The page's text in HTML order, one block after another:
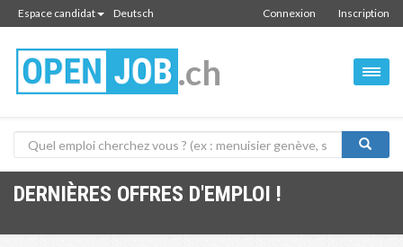
Espace candidat Deutsch Inscription
Connexion
.ch
DERNIÈRES OFFRES D'EMPLOI !